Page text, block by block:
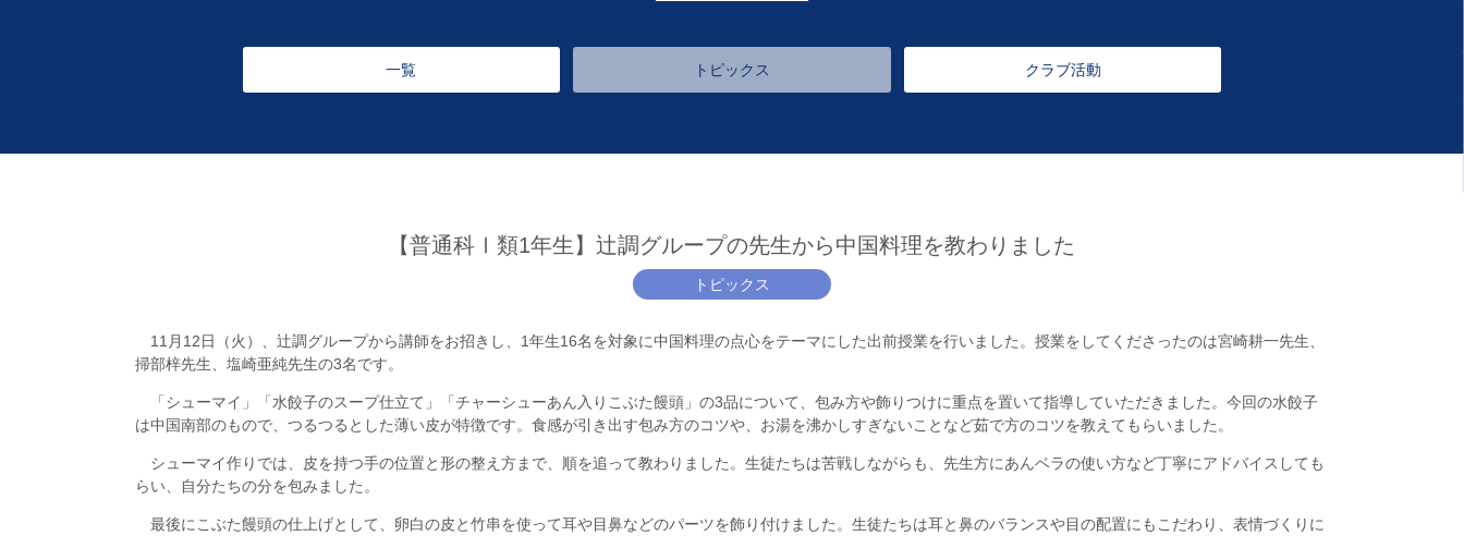
一覧 トピックス クラブ活動
【普通科Ⅰ類1年生】辻調グループの先生から中国料理を教わりました
トピックス
11月12日（火）、辻調グループから講師をお招きし、1年生16名を対象に中国料理の点心をテーマにした出前授業を行いました。授業をしてくださったのは宮崎耕一先生、
掃部梓先生、塩崎亜純先生の3名です。
「シューマイ」「水餃子のスープ仕立て」「チャーシューあん入りこぶた饅頭」の3品について、包み方や飾りつけに重点を置いて指導していただきました。今回の水餃子
は中国南部のもので、つるつるとした薄い皮が特徴です。食感が引き出す包み方のコツや、お湯を沸かしすぎないことなど茹で方のコツを教えてもらいました。
シューマイ作りでは、皮を持つ手の位置と形の整え方まで、順を追って教わりました。生徒たちは苦戦しながらも、先生方にあんベラの使い方など丁寧にアドバイスしても
らい、自分たちの分を包みました。
最後にこぶた饅頭の仕上げとして、卵白の皮と竹串を使って耳や目鼻などのパーツを飾り付けました。生徒たちは耳と鼻のバランスや目の配置にもこだわり、表情づくりに